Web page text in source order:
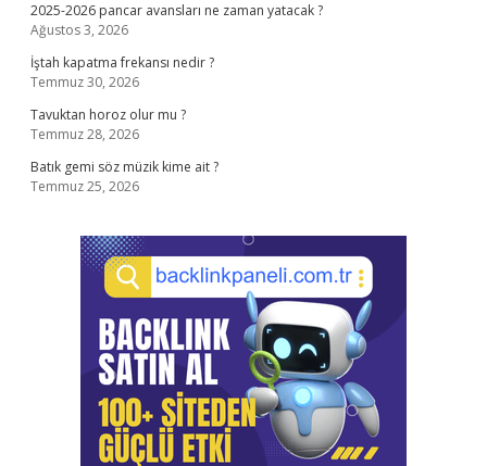
2025-2026 pancar avansları ne zaman yatacak ?
Ağustos 3, 2026
İştah kapatma frekansı nedir ?
Temmuz 30, 2026
Tavuktan horoz olur mu ?
Temmuz 28, 2026
Batık gemi söz müzik kime ait ?
Temmuz 25, 2026